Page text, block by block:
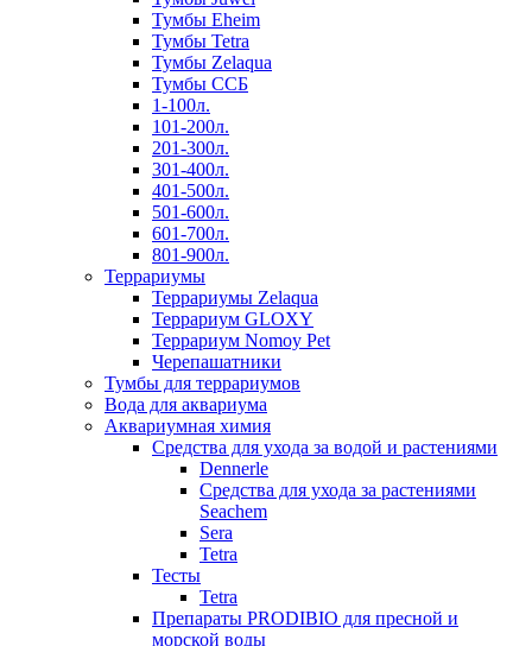
Тумбы Eheim
Тумбы Tetra
Тумбы Zelaqua
Тумбы ССБ
1-100л.
101-200л.
201-300л.
301-400л.
401-500л.
501-600л.
601-700л.
801-900л.
Террариумы
Террариумы Zelaqua
Террариум GLOXY
Террариум Nomoy Pet
Черепашатники
Тумбы для террариумов
Вода для аквариума
Аквариумная химия
Средства для ухода за водой и растениями
Dennerle
Средства для ухода за растениями
Seachem
Sera
Tetra
Тесты
Tetra
Препараты PRODIBIO для пресной и
морской воды